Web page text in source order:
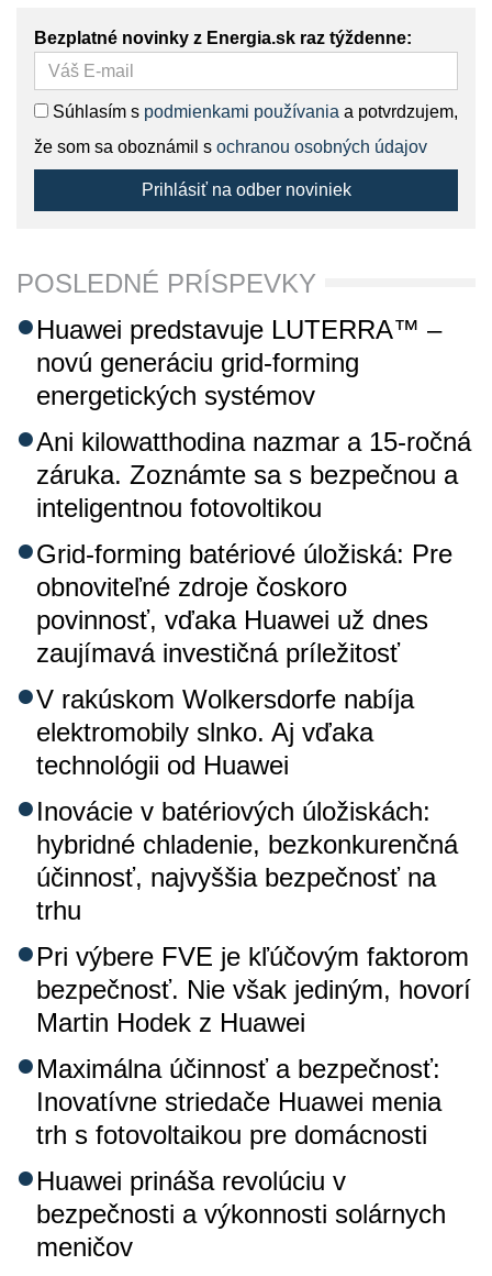
Bezplatné novinky z Energia.sk raz týždenne:
Súhlasím s podmienkami používania a potvrdzujem,
že som sa oboznámil s ochranou osobných údajov
Prihlásiť na odber noviniek
POSLEDNÉ PRÍSPEVKY
Huawei predstavuje LUTERRA™ –
novú generáciu grid-forming
energetických systémov
Ani kilowatthodina nazmar a 15-ročná
záruka. Zoznámte sa s bezpečnou a
inteligentnou fotovoltikou
Grid-forming batériové úložiská: Pre
obnoviteľné zdroje čoskoro
povinnosť, vďaka Huawei už dnes
zaujímavá investičná príležitosť
V rakúskom Wolkersdorfe nabíja
elektromobily slnko. Aj vďaka
technológii od Huawei
Inovácie v batériových úložiskách:
hybridné chladenie, bezkonkurenčná
účinnosť, najvyššia bezpečnosť na
trhu
Pri výbere FVE je kľúčovým faktorom
bezpečnosť. Nie však jediným, hovorí
Martin Hodek z Huawei
Maximálna účinnosť a bezpečnosť:
Inovatívne striedače Huawei menia
trh s fotovoltaikou pre domácnosti
Huawei prináša revolúciu v
bezpečnosti a výkonnosti solárnych
meničov